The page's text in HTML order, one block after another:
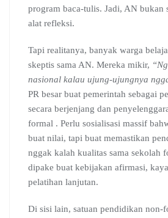
program baca-tulis. Jadi, AN bukan
alat refleksi.
Tapi realitanya, banyak warga
skeptis sama AN. Mereka mikir,
nasional kalau ujung-ujungnya
PR besar buat pemerintah sebagai
secara berjenjang dan
formal . Perlu sosialisasi massif
buat nilai, tapi buat memastikan
nggak kalah kualitas sama sekolah
dipake buat kebijakan afirmasi,
pelatihan lanjutan.
Di sisi lain, satuan pendidikan non-